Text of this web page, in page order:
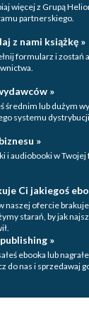
więcej z Grupą
partnerskiego.
z nami książkę »
formularz i zostań
»
średnim lub dużym
systemu
»
i audiobooki w Twojej
Ci jakiegoś
naszej ofercie
starań, by jak
»
ebooka lub
do nas i sprzedawaj